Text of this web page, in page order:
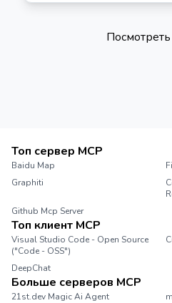
Топ сервер MCP
Baidu Map
Graphiti
Github Mcp Server
Топ клиент MCP
Visual Studio Code - Open Source
("Code - OSS")
DeepChat
Больше серверов MCP
21st.dev Magic Ai Agent